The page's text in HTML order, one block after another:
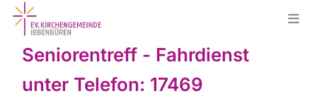
Seniorentreff - Fahrdienst
unter Telefon: 17469